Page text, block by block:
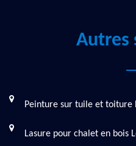
Autres
Peinture sur tuile et toiture
Lasure pour chalet en bois